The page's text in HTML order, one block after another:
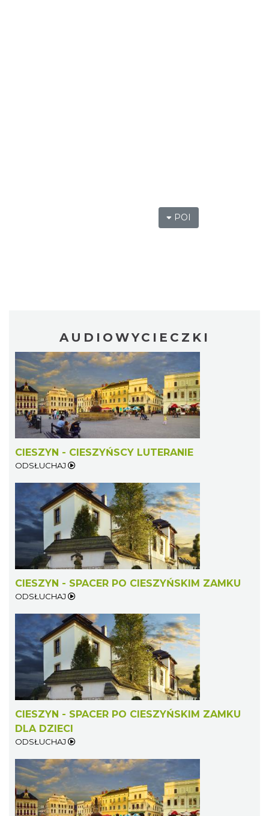
POI
AUDIOWYCIECZKI
CIESZYN - CIESZYŃSCY LUTERANIE
ODSŁUCHAJ
CIESZYN - SPACER PO CIESZYŃSKIM ZAMKU
ODSŁUCHAJ
CIESZYN - SPACER PO CIESZYŃSKIM ZAMKU
DLA DZIECI
ODSŁUCHAJ